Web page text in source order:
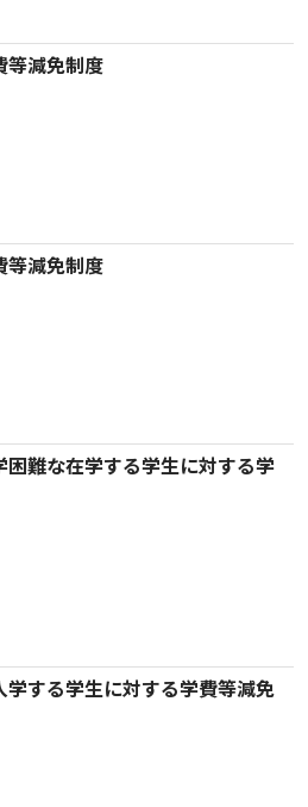
等減免制度
等減免制度
難な在学する学生に対する学
する学生に対する学費等減免